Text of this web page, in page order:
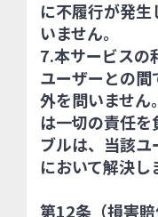
に不履行が発
いません。
7.本サービスの
ユーザーとの
外を問いません
は一切の責任
ブルは、当該
において解決し
第12条（損害賠